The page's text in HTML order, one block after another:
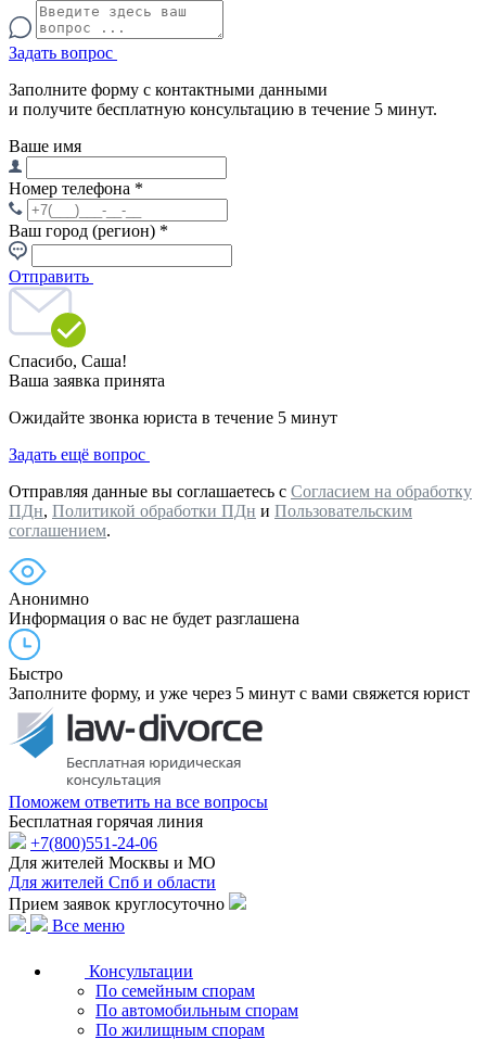
Задать вопрос
Заполните форму с контактными данными
и получите бесплатную консультацию в течение 5 минут.
Ваше имя
Номер телефона *
Ваш город (регион) *
Отправить
Спасибо, Саша!
Ваша заявка принята
Ожидайте звонка юриста в течение 5 минут
Задать ещё вопрос
Отправляя данные вы соглашаетесь с Согласием на обработку
ПДн, Политикой обработки ПДн и Пользовательским
соглашением.
Анонимно
Информация о вас не будет разглашена
Быстро
Заполните форму, и уже через 5 минут с вами свяжется юрист
Поможем ответить на все вопросы
Бесплатная горячая линия
+7(800)551-24-06
Для жителей Москвы и МО
Для жителей Спб и области
Прием заявок круглосуточно
Все меню
Консультации
По семейным спорам
По автомобильным спорам
По жилищным спорам